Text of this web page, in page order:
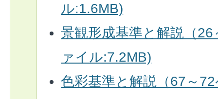
ル:1.6MB)
景観形成基準と解説（
ァイル:7.2MB)
色彩基準と解説（67～